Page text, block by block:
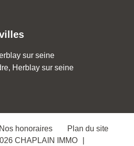
sur seine
Herblay sur seine
Nos honoraires
Plan du site
CHAPLAIN IMMO